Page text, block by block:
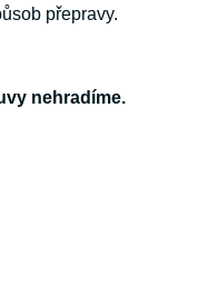
přepravy.
nehradíme.